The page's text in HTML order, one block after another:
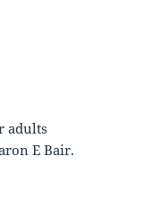
adults
E Bair.